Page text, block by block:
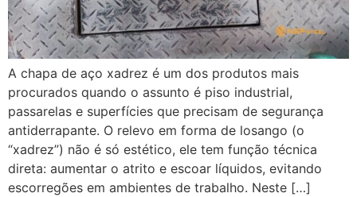
A chapa de aço xadrez é um dos produtos mais
procurados quando o assunto é piso industrial,
passarelas e superfícies que precisam de segurança
antiderrapante. O relevo em forma de losango (o
“xadrez”) não é só estético, ele tem função técnica
direta: aumentar o atrito e escoar líquidos, evitando
escorregões em ambientes de trabalho. Neste […]